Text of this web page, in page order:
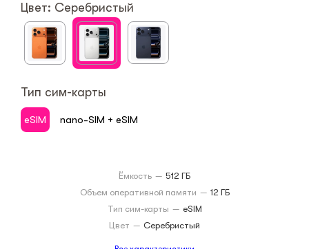
Цвет: Серебристый
Тип сим-карты
eSIM nano-SIM + eSIM
Ёмкость — 512 ГБ
Объем оперативной памяти — 12 ГБ
Тип сим-карты — eSIM
Цвет — Серебристый